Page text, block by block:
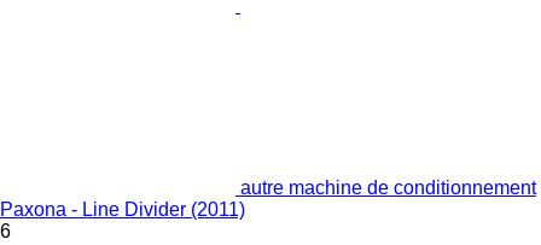
autre machine de conditionnement
Paxona - Line Divider (2011)
6